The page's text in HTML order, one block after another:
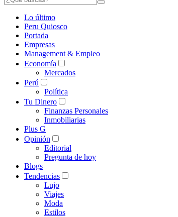
Lo último
Peru Quiosco
Portada
Empresas
Management & Empleo
Economía
Mercados
Perú
Política
Tu Dinero
Finanzas Personales
Inmobiliarias
Plus G
Opinión
Editorial
Pregunta de hoy
Blogs
Tendencias
Lujo
Viajes
Moda
Estilos